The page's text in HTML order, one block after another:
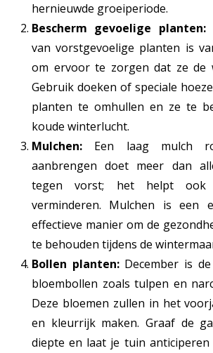
hernieuwde groeiperiode.
Bescherm gevoelige planten:
van vorstgevoelige planten is
om ervoor te zorgen dat ze de
Gebruik doeken of speciale
planten te omhullen en ze te
koude winterlucht.
Mulchen: Een laag mulch
aanbrengen doet meer dan
tegen vorst; het helpt ook
verminderen. Mulchen is een
effectieve manier om de
te behouden tijdens de
Bollen planten:December is
bloembollen zoals tulpen en
Deze bloemen zullen in het
en kleurrijk maken. Graaf de
diepte en laat je tuin